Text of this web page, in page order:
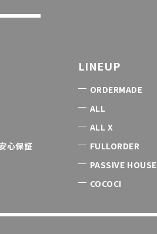
心保証
LINEUP
ORDERMADE
ALL
ALL X
FULLORDER
PASSIVE HOUSE
COCOCI